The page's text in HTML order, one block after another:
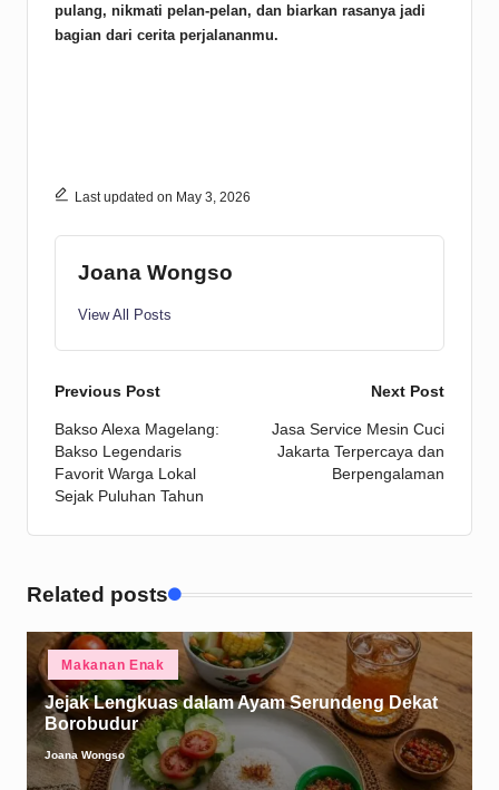
pulang, nikmati pelan-pelan, dan biarkan rasanya jadi
bagian dari cerita perjalananmu.
Last updated on May 3, 2026
Joana Wongso
View All Posts
Post
navigation
Previous Post
Bakso Alexa Magelang:
Bakso Legendaris
Favorit Warga Lokal
Sejak Puluhan Tahun
Next Post
Jasa Service Mesin Cuci
Jakarta Terpercaya dan
Berpengalaman
Related posts
Posted
Makanan Enak
Jejak Lengkuas dalam Ayam Serundeng Dekat
Borobudur
Posted
by
Joana Wongso